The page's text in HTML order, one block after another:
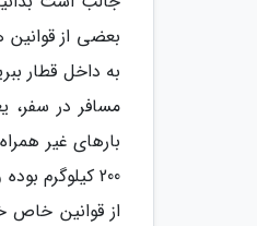
بعضی از
بارهای غیر
از قوانین خاص